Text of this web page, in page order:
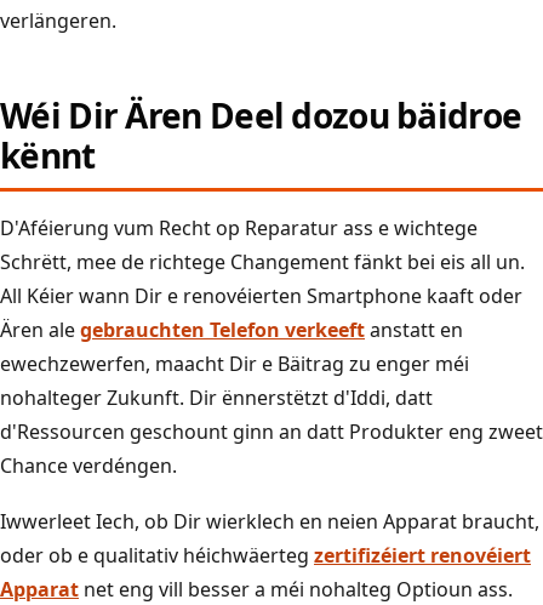
verlängeren.
Wéi Dir Ären Deel dozou bäidroe
kënnt
D'Aféierung vum Recht op Reparatur ass e wichtege
Schrëtt, mee de richtege Changement fänkt bei eis all un.
All Kéier wann Dir e renovéierten Smartphone kaaft oder
Ären alegebrauchten Telefon verkeeftanstatt en
ewechzewerfen, maacht Dir e Bäitrag zu enger méi
nohalteger Zukunft. Dir ënnerstëtzt d'Iddi, datt
d'Ressourcen geschount ginn an datt Produkter eng zweet
Chance verdéngen.
Iwwerleet Iech, ob Dir wierklech en neien Apparat braucht,
oder ob e qualitativ héichwäerteg zertifizéiert renovéiert
Apparat net eng vill besser a méi nohalteg Optioun ass.